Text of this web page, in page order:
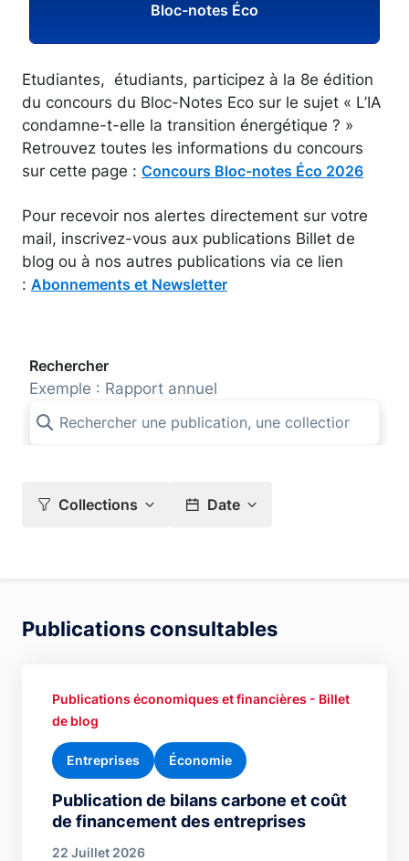
Bloc-notes Éco
Etudiantes, étudiants, participez à la 8e édition
du concours du Bloc-Notes Eco sur le sujet « L’IA
condamne-t-elle la transition énergétique ? »
Retrouvez toutes les informations du concours
sur cette page : Concours Bloc-notes Éco 2026
Pour recevoir nos alertes directement sur votre
mail, inscrivez-vous aux publications Billet de
blog ou à nos autres publications via ce lien
: Abonnements et Newsletter
Rechercher
Exemple : Rapport annuel
Collections Date
Publications consultables
Publication de bilans carbone et coût
de financement des entreprises
Publications économiques et financières - Billet
de blog
Entreprises Économie
22 Juillet 2026